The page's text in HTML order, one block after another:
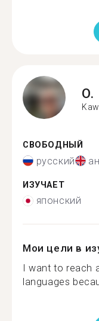
O.
СВОБОДНЫЙ
русский
ИЗУЧАЕТ
японский
Мои цели в
I want to reach
languages